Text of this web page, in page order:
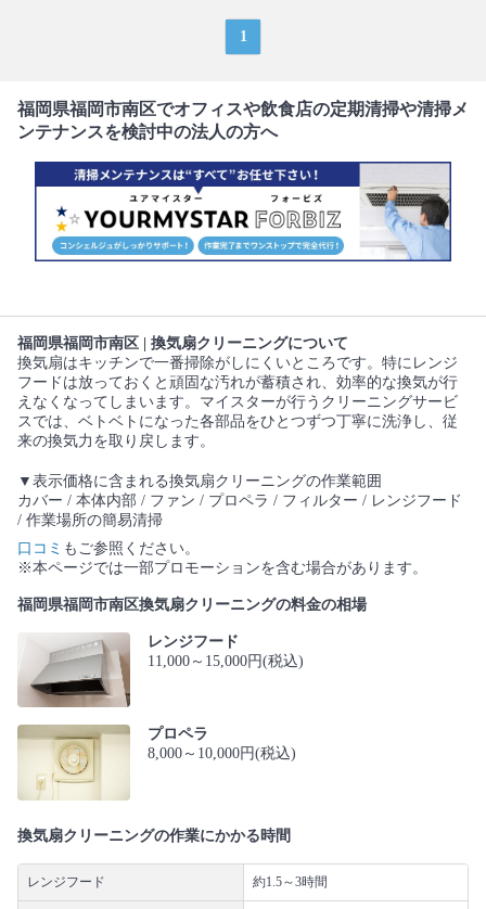
1
福岡県福岡市南区でオフィスや飲食店の定期清掃や清掃メ
ンテナンスを検討中の法人の方へ
福岡県福岡市南区 | 換気扇クリーニングについて
換気扇はキッチンで一番掃除がしにくいところです。特にレンジ
フードは放っておくと頑固な汚れが蓄積され、効率的な換気が行
えなくなってしまいます。マイスターが行うクリーニングサービ
スでは、ベトベトになった各部品をひとつずつ丁寧に洗浄し、従
来の換気力を取り戻します。
▼表示価格に含まれる換気扇クリーニングの作業範囲
カバー / 本体内部 / ファン / プロペラ / フィルター / レンジフード
/ 作業場所の簡易清掃
口コミ もご参照ください。
※本ページでは一部プロモーションを含む場合があります。
福岡県福岡市南区換気扇クリーニングの料金の相場
レンジフード
11,000～15,000円(税込)
プロペラ
8,000～10,000円(税込)
換気扇クリーニングの作業にかかる時間
レンジフード 約1.5～3時間